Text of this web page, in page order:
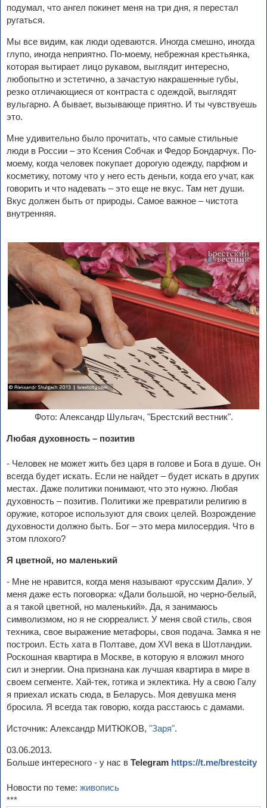
подумал, что ангел покинет меня на три дня, я перестал
ругаться.
Мы все видим, как люди одеваются. Иногда смешно, иногда
глупо, иногда неприятно. По-моему, небрежная крестьянка,
которая вытирает лицо рукавом, выглядит интересно,
любопытно и эстетично, а зачастую накрашенные губы,
резко отличающиеся от контраста с одеждой, выглядят
вульгарно. А бывает, вызывающе приятно. И ты чувствуешь
это.
Мне удивительно было прочитать, что самые стильные
люди в России – это Ксения Собчак и Федор Бондарчук. По-
моему, когда человек покупает дорогую одежду, парфюм и
косметику, потому что у него есть деньги, когда его учат, как
говорить и что надевать – это еще не вкус. Там нет души.
Вкус должен быть от природы. Самое важное – чистота
внутренняя.
Фото: Александр Шульгач, "Брестский вестник".
Любая духовность – позитив
- Человек не может жить без царя в голове и Бога в душе. Он
всегда будет искать. Если не найдет – будет искать в других
местах. Даже политики понимают, что это нужно. Любая
духовность – позитив. Политики же превратили религию в
оружие, которое используют для своих целей. Возрождение
духовности должно быть. Бог – это мера милосердия. Что в
этом плохого?
Я цветной, но маленький
- Мне не нравится, когда меня называют «русским Дали». У
меня даже есть поговорка: «Дали большой, но черно-белый,
а я такой цветной, но маленький». Да, я занимаюсь
символизмом, но я не сюрреалист. У меня свой стиль, своя
техника, свое выражение метафоры, своя подача. Замка я не
построил. Есть хата в Полтаве, дом XVI века в Шотландии.
Роскошная квартира в Москве, в которую я вложил много
сил и энергии. Она признана как лучшая квартира в мире в
своем сегменте. Хай-тек, готика и эклектика. Ну а свою Галу
я приехал искать сюда, в Беларусь. Моя девушка меня
бросила. Я всегда так говорю, когда расстаюсь с дамами.
Источник: Александр МИТЮКОВ, "Заря".
03.06.2013.
Больше интересного - у нас в Telegram https://t.me/brestcity
Новости по теме: живопись
***